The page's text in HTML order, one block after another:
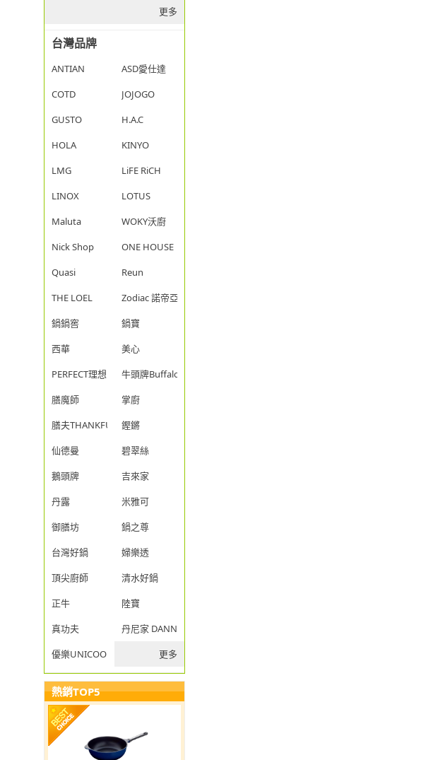
更多
台灣品牌
ANTIAN
ASD愛仕達
COTD
JOJOGO
GUSTO
H.A.C
HOLA
KINYO
LMG
LiFE RiCH
LINOX
LOTUS
Maluta
WOKY沃廚
Nick Shop
ONE HOUSE
Quasi
Reun
THE LOEL
Zodiac 諾帝亞
鍋鍋窖
鍋寶
西華
美心
PERFECT理想
牛頭牌Buffalo
膳魔師
掌廚
膳夫THANKFUL
鏗鏘
仙德曼
碧翠絲
鵝頭牌
吉來家
丹露
米雅可
御膳坊
鍋之尊
台灣好鍋
婦樂透
頂尖廚師
清水好鍋
正牛
陸寶
真功夫
丹尼家 DANNY JIA
優樂UNICOOK
更多
熱銷TOP5